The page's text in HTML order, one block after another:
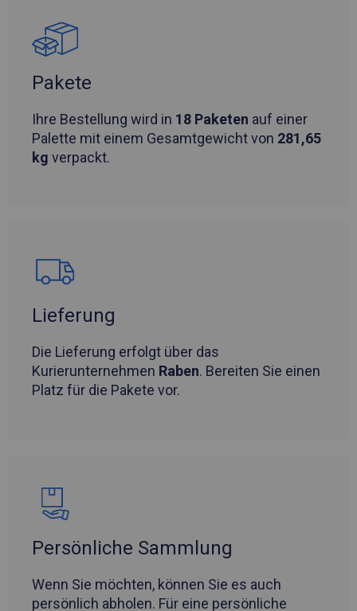
Pakete
Ihre Bestellung wird in 18 Paketen auf einer
Palette mit einem Gesamtgewicht von 281,65
kg verpackt.
Lieferung
Die Lieferung erfolgt über das
Kurierunternehmen Raben. Bereiten Sie einen
Platz für die Pakete vor.
Persönliche Sammlung
Wenn Sie möchten, können Sie es auch
persönlich abholen. Für eine persönliche